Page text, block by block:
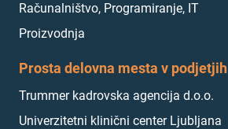
Računalništvo, Programiranje, IT
Proizvodnja
Prosta delovna mesta v podjetjih
Trummer kadrovska agencija d.o.o.
Univerzitetni klinični center Ljubljana